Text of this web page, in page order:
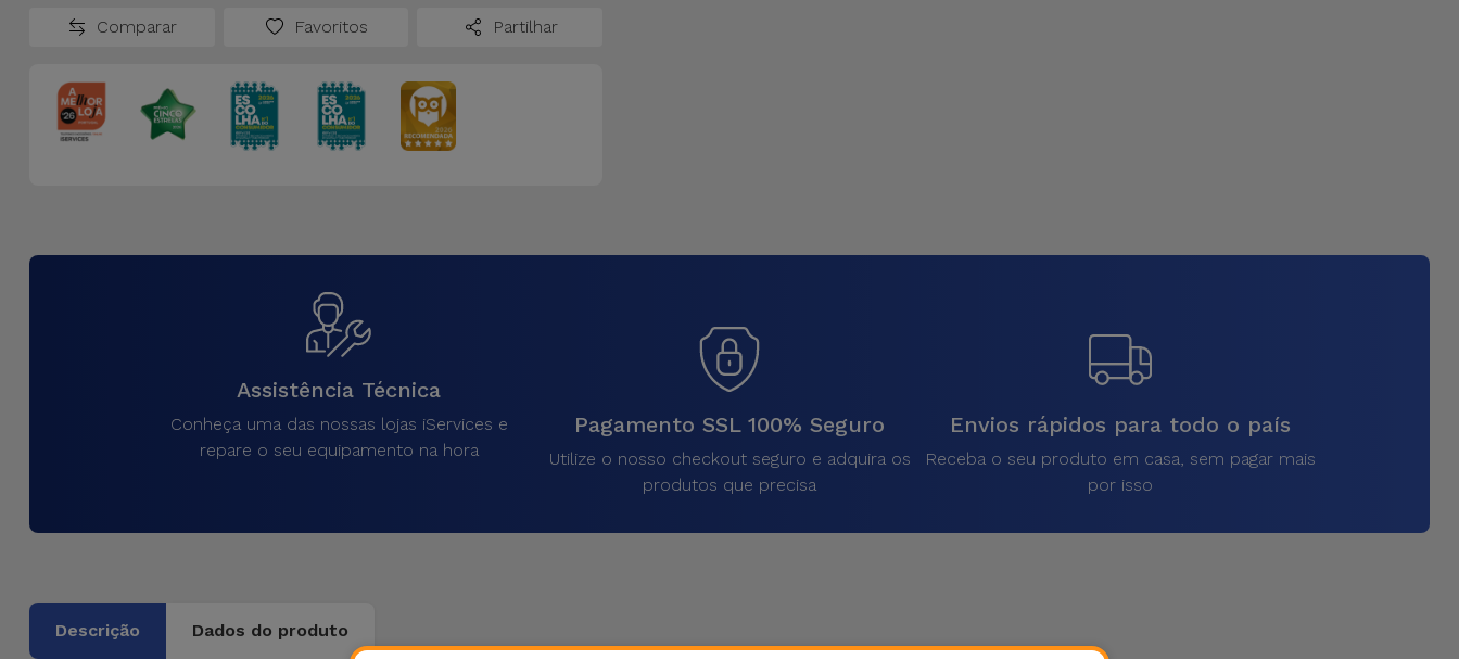
Comparar Favoritos Partilhar
Assistência Técnica
Conheça uma das nossas lojas iServices e
repare o seu equipamento na hora
Pagamento SSL 100% Seguro
Utilize o nosso checkout seguro e adquira os
produtos que precisa
Envios rápidos para todo o país
Receba o seu produto em casa, sem pagar mais
por isso
Descrição Dados do produto